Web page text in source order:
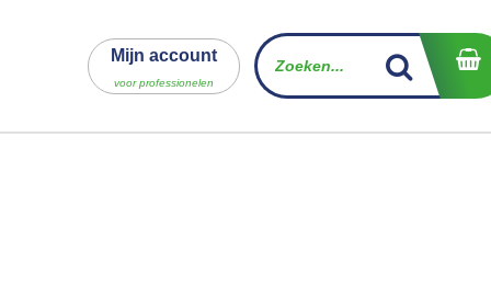
Mijn account
voor professionelen